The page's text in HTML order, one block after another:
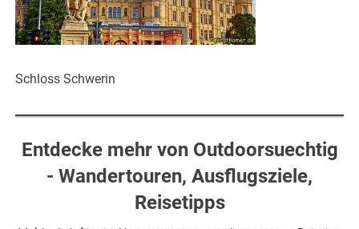
Schloss Schwerin
Entdecke mehr von Outdoorsuechtig
- Wandertouren, Ausflugsziele,
Reisetipps